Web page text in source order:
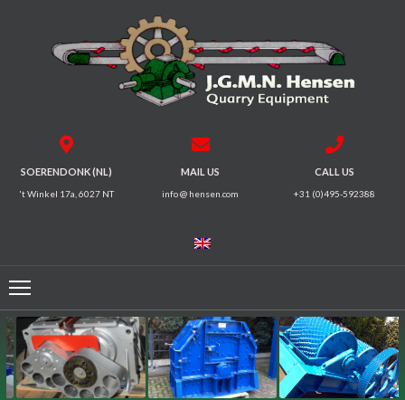
SOERENDONK (NL)
't Winkel 17a, 6027 NT
MAIL US
info @ hensen.com
CALL US
+31 (0)495-592388
FEEDERS
CONVEYORS
ELECTRICAL
MOTORS